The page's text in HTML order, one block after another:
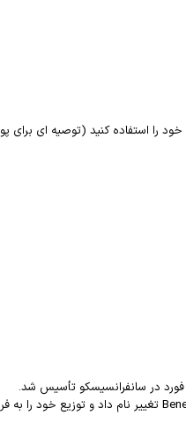
خود را استفاده کنید (توصیه ای